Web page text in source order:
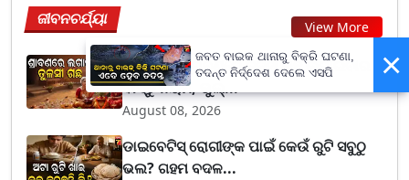
ଜୀବନଚର୍ଯ୍ୟା View More
Sawan: ଶ୍ରାବଣରେ ତୁଳସୀ ଗଛ ଲଗାଇବାର
ବାସ୍ତୁ ନିୟମ, ଭୁଲ୍...
August 08, 2026
ଡାଇବେଟିସ୍ ରୋଗୀଙ୍କ ପାଇଁ କେଉଁ ରୁଟି ସବୁଠୁ
ଭଲ? ଗହମ ବଦଳ...
×
ଜବତ ବାଇକ ଥାନାରୁ ବିକ୍ରି ଘଟଣା,
ତଦନ୍ତ ନିର୍ଦ୍ଦେଶ ଦେଲେ ଏସପି